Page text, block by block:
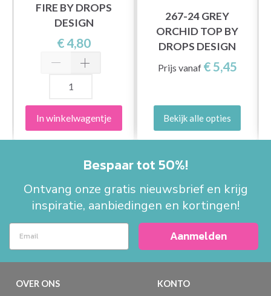
FIRE BY DROPS
DESIGN
€ 4,80
In winkelwagentje
267-24 GREY
ORCHID TOP BY
DROPS DESIGN
Prijs vanaf € 5,45
Bekijk alle opties
Bespaar tot 50%!
Ontvang onze gratis nieuwsbrief en krijg
inspiratie, aanbiedingen en kortingen!
Aanmelden
OVER ONS KONTO